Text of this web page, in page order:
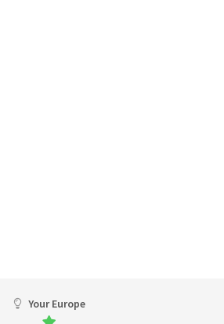
Your Europe